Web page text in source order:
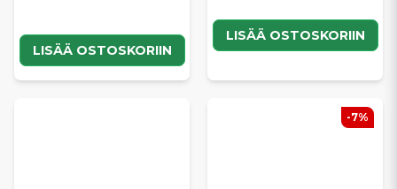
LISÄÄ OSTOSKORIIN
LISÄÄ OSTOSKORIIN
-7%